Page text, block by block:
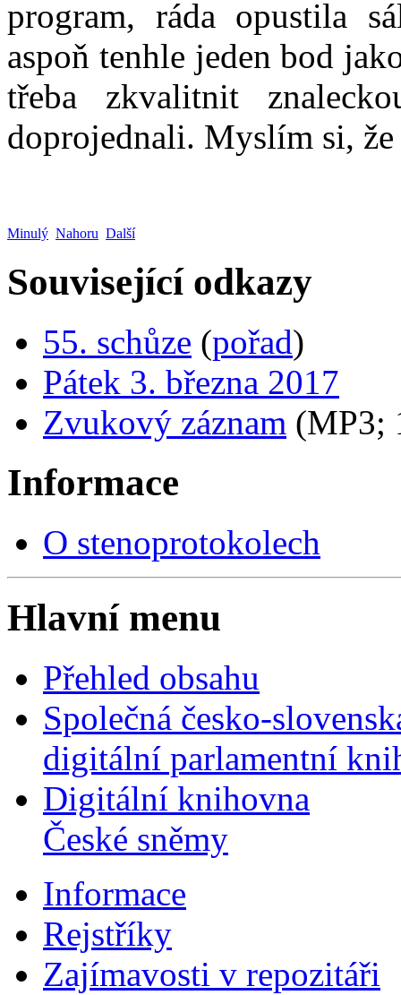
program, ráda opustila
aspoň tenhle jeden bod
třeba zkvalitnit
doprojednali. Myslím si,
Minulý Nahoru Další
Související odkazy
55. schůze (pořad)
Pátek 3. března 2017
Zvukový záznam (MP3;
Informace
O stenoprotokolech
Hlavní menu
Přehled obsahu
Společná česko-
digitální parlamentní
Digitální knihovna
České sněmy
Informace
Rejstříky
Zajímavosti v repozitáři